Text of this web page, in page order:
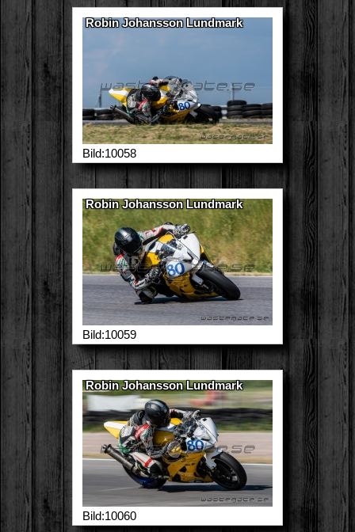
Robin Johansson Lundmark
Bild:10058
Robin Johansson Lundmark
Bild:10059
Robin Johansson Lundmark
Bild:10060